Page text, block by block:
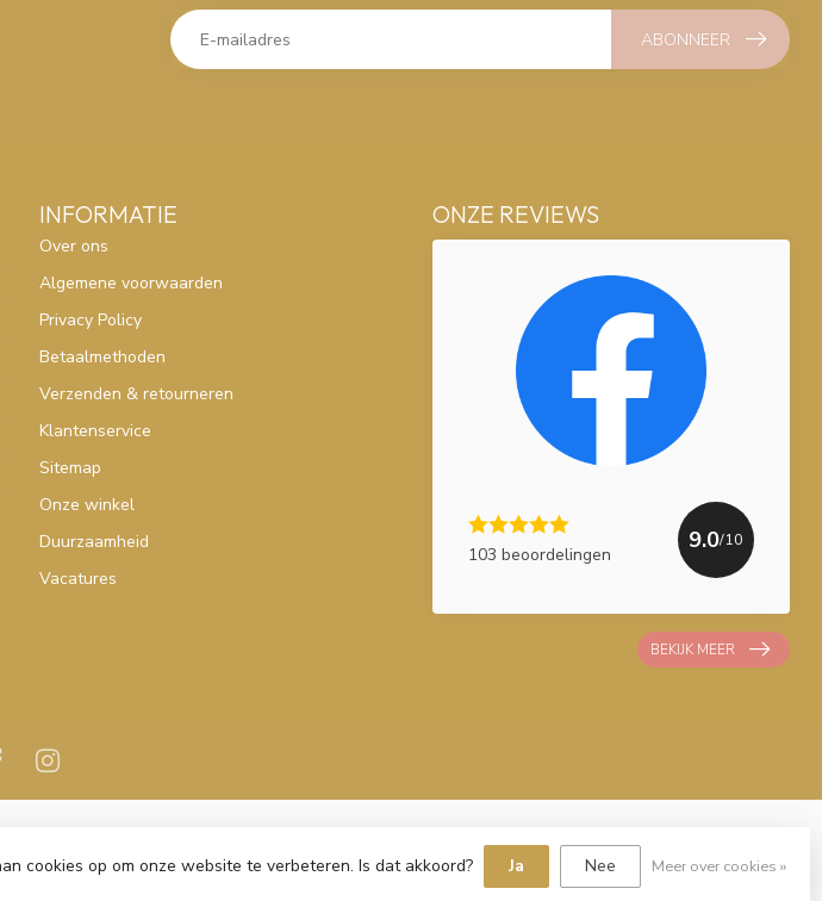
ABONNEER
INFORMATIE
Over ons
Algemene voorwaarden
Privacy Policy
Betaalmethoden
Verzenden & retourneren
Klantenservice
Sitemap
Onze winkel
Duurzaamheid
Vacatures
ONZE REVIEWS
103 beoordelingen
9.0/10
BEKIJK MEER
cookies op om onze website te verbeteren. Is dat akkoord? Ja Nee Meer over cookies »